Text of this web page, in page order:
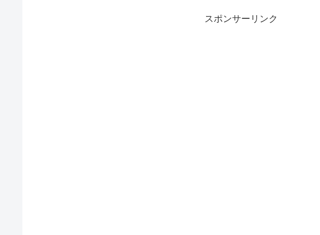
スポンサーリンク